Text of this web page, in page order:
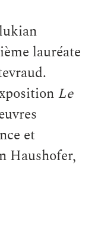
lauréate
Le
et
Haushofer,